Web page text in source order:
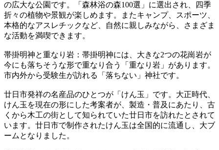
の広大な公園です。「森林浴の森100選」に選出され、四季
折々の植物や景観が楽しめます。またキャンプ、スポーツ、
本格的なアスレチックなど、自然に親しみながら、さまざま
な活動を満喫できます。
帯掛明神と重なり岩：帯掛明神には、大きな2つの花崗岩が
今にも落ちそうな形で重なり合う「重なり岩」があります。
市内外から受験生が訪れる「落ちない」神社です。
廿日市発祥の名産品のひとつが「けん玉」です。大正時代、
けん玉を現在の形にした考案者が、製造・普及にあたり、古
くから木工の街として知られていた廿日市を訪れたとされて
います。廿日市で制作されたけん玉は全国的に流通し、大ブ
ームとなりました。